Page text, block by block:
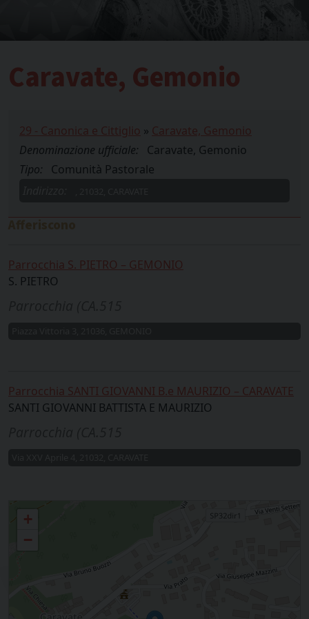
Caravate, Gemonio
29 - Canonica e Cittiglio » Caravate, Gemonio
Denominazione ufficiale:
Caravate, Gemonio
Tipo:
Comunità Pastorale
Parrocchia S. PIETRO – GEMONIO
S. PIETRO
Parrocchia SANTI GIOVANNI B.e MAURIZIO – CARAVATE
SANTI GIOVANNI BATTISTA E MAURIZIO
+
−